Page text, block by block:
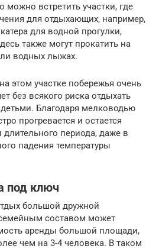
можно встретить участки, где
для отдыхающих, например,
для водной прогулки,
также могут прокатить на
водных лыжах.
этом участке побережья очень
без всякого риска отдыхать
Благодаря мелководью
прогревается и остается
периода, даже в
падения температуры
под ключ
большой дружной
составом может
аренды большой площади,
чем на 3-4 человека. В таком